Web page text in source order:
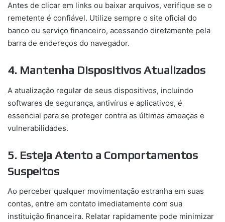
Antes de clicar em links ou baixar arquivos, verifique se o
remetente é confiável. Utilize sempre o site oficial do
banco ou serviço financeiro, acessando diretamente pela
barra de endereços do navegador.
4. Mantenha Dispositivos Atualizados
A atualização regular de seus dispositivos, incluindo
softwares de segurança, antivírus e aplicativos, é
essencial para se proteger contra as últimas ameaças e
vulnerabilidades.
5. Esteja Atento a Comportamentos
Suspeitos
Ao perceber qualquer movimentação estranha em suas
contas, entre em contato imediatamente com sua
instituição financeira. Relatar rapidamente pode minimizar